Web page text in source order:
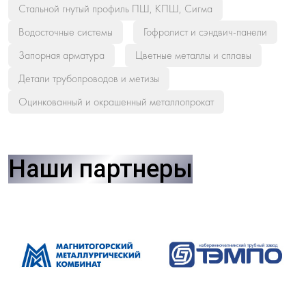
Стальной гнутый профиль ПШ, КПШ, Сигма
Водосточные системы
Гофролист и сэндвич-панели
Запорная арматура
Цветные металлы и сплавы
Детали трубопроводов и метизы
Оцинкованный и окрашенный металлопрокат
Наши партнеры